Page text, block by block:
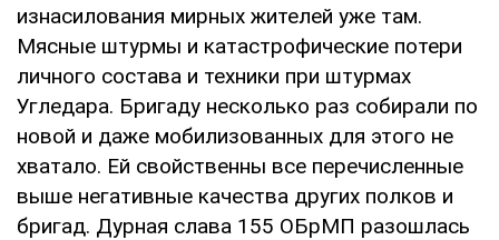
изнасилования мирных жителей уже там.
Мясные штурмы и катастрофические потери
личного состава и техники при штурмах
Угледара. Бригаду несколько раз собирали по
новой и даже мобилизованных для этого не
хватало. Ей свойственны все перечисленные
выше негативные качества других полков и
бригад. Дурная слава 155 ОБрМП разошлась